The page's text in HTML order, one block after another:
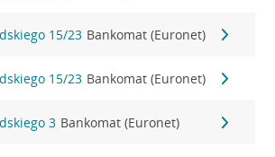
15/23 Bankomat (Euronet)
15/23 Bankomat (Euronet)
3 Bankomat (Euronet)